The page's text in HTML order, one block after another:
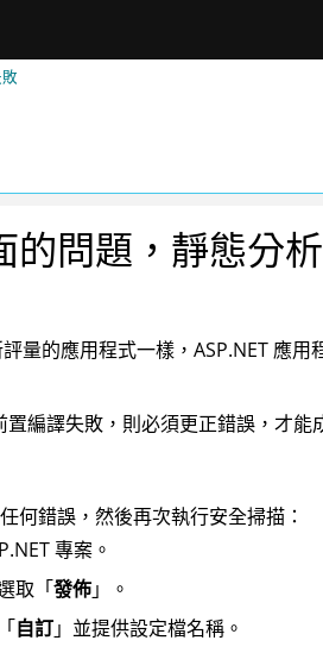
問題，靜態分
量的應用程式一樣，ASP.NET 應
置編譯失敗，則必須更正錯誤，才能
何錯誤，然後再次執行安全掃描：
專案。
取「發佈」。
自訂」並提供設定檔名稱。